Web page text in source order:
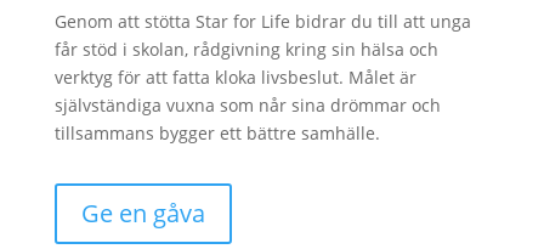
Genom att stötta Star for Life bidrar du till att unga
får stöd i skolan, rådgivning kring sin hälsa och
verktyg för att fatta kloka livsbeslut. Målet är
självständiga vuxna som når sina drömmar och
tillsammans bygger ett bättre samhälle.
Ge en gåva